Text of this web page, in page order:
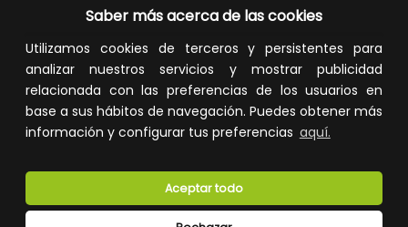
Saber más acerca de las cookies
Utilizamos cookies de terceros y persistentes para
analizar nuestros servicios y mostrar publicidad
relacionada con las preferencias de los usuarios en
base a sus hábitos de navegación. Puedes obtener más
información y configurar tus preferencias aquí.
Aceptar todo
Devoluciones Pago seguro
Atención al cliente